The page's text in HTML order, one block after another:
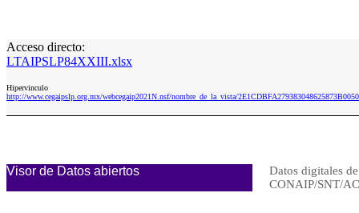
Acceso directo:
LTAIPSLP84XXIII.xlsx
Hipervinculo
http://www.cegaipslp.org.mx/webcegaip2021N.nsf/nombre_de_la_vista/
Visor de Datos abiertos
Datos digitales
CONAIP/SNT/